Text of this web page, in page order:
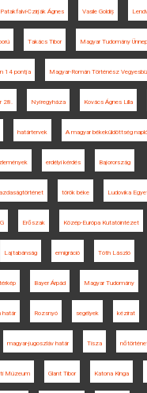
Patakfalvi-Czirják Ágnes Vasile Goldiș
Takács Tibor Magyar Tudomány
14 pontja Magyar-Román Történész
28. Nyíregyháza Kovács Ágnes Lilla
határtervek A magyar békeküldöttség
erdélyi kérdés Bajorország
török béke Ludovika
Erőszak Közép-Európa Kutatóintézet
Lajtabánság emigráció Tóth László
Bayer Árpád Magyar Tudomány
határ Rozsnyó segélyek kézirat
magyar-jugoszláv határ Tisza
Múzeum Glant Tibor Katona Kinga